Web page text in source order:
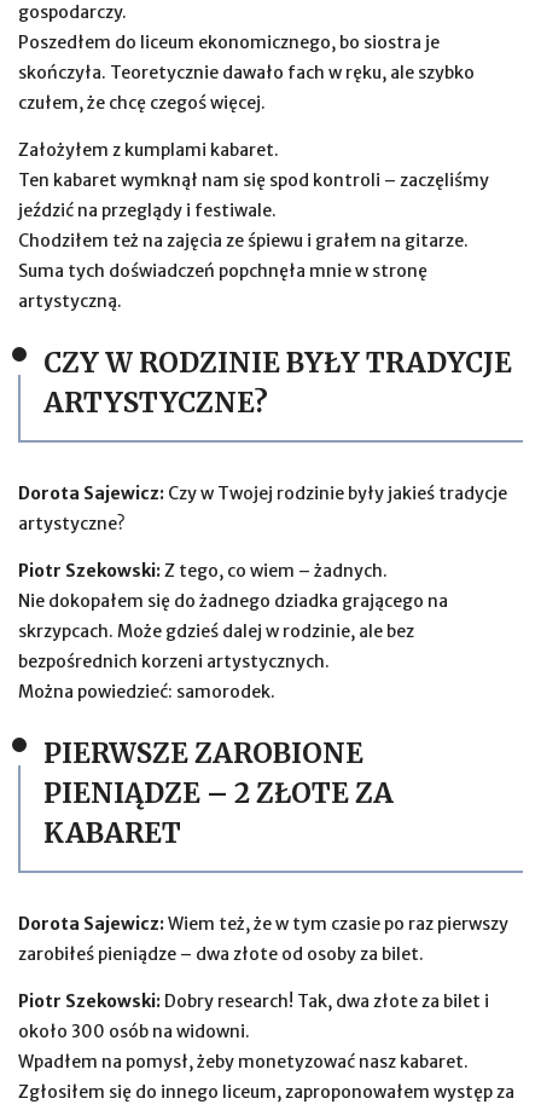
gospodarczy.
Poszedłem do liceum ekonomicznego, bo siostra je
skończyła. Teoretycznie dawało fach w ręku, ale szybko
czułem, że chcę czegoś więcej.
Założyłem z kumplami kabaret.
Ten kabaret wymknął nam się spod kontroli – zaczęliśmy
jeździć na przeglądy i festiwale.
Chodziłem też na zajęcia ze śpiewu i grałem na gitarze.
Suma tych doświadczeń popchnęła mnie w stronę
artystyczną.
CZY W RODZINIE BYŁY TRADYCJE
ARTYSTYCZNE?
Dorota Sajewicz: Czy w Twojej rodzinie były jakieś tradycje
artystyczne?
Piotr Szekowski:Z tego, co wiem – żadnych.
Nie dokopałem się do żadnego dziadka grającego na
skrzypcach. Może gdzieś dalej w rodzinie, ale bez
bezpośrednich korzeni artystycznych.
Można powiedzieć: samorodek.
PIERWSZE ZAROBIONE
PIENIĄDZE – 2 ZŁOTE ZA
KABARET
Dorota Sajewicz:Wiem też, że w tym czasie po raz pierwszy
zarobiłeś pieniądze – dwa złote od osoby za bilet.
Piotr Szekowski: Dobry research! Tak, dwa złote za bilet i
około 300 osób na widowni.
Wpadłem na pomysł, żeby monetyzować nasz kabaret.
Zgłosiłem się do innego liceum, zaproponowałem występ za